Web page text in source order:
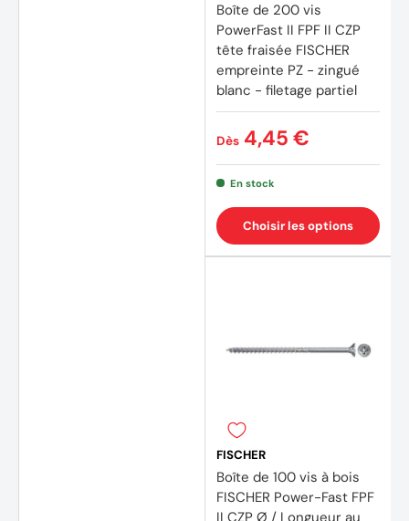
Boîte de 200 vis
PowerFast II FPF II CZP
tête fraisée FISCHER
empreinte PZ - zingué
blanc - filetage partiel
Dès 4,45 €
En stock
Choisir les options
FISCHER
Boîte de 100 vis à bois
FISCHER Power-Fast FPF